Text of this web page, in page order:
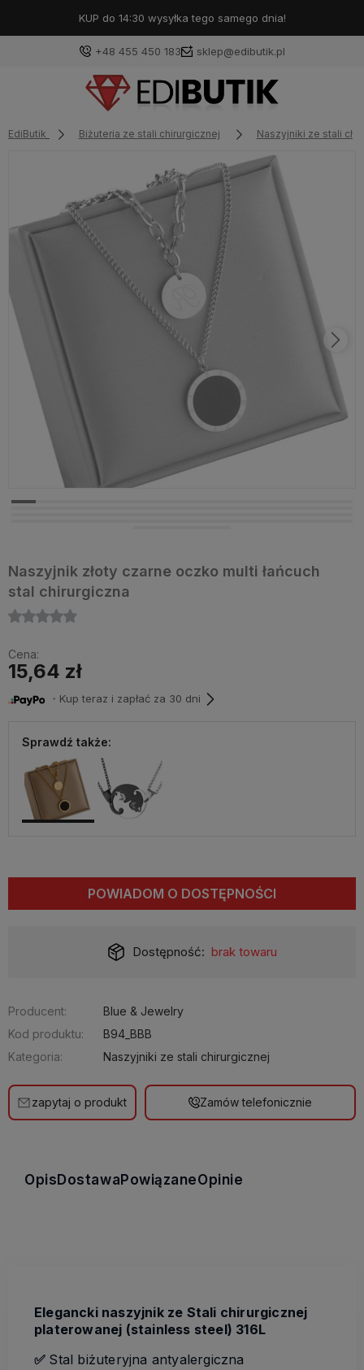
KUP do 14:30 wysyłka tego samego dnia!
+48 455 450 183 sklep@edibutik.pl
EdiButik Biżuteria ze stali chirurgicznej Naszyjniki ze stali
Naszyjnik złoty czarne oczko multi łańcuch
stal chirurgiczna
Cena:
15,64 zł
・Kup teraz i zapłać za 30 dni
Sprawdź także:
POWIADOM O DOSTĘPNOŚCI
Dostępność: brak towaru
Producent:
Blue & Jewelry
Kod produktu:
B94_BBB
Kategoria:
Naszyjniki ze stali chirurgicznej
zapytaj o produkt Zamów telefonicznie
Opis Dostawa PowiązaneOpinie
Elegancki naszyjnik ze Stali chirurgicznej
platerowanej (stainless steel) 316L
✅ Stal biżuteryjna antyalergiczna